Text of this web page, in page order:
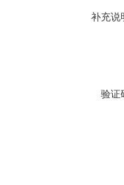
补充说
验证